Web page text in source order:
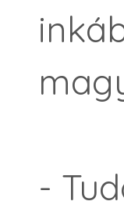
-